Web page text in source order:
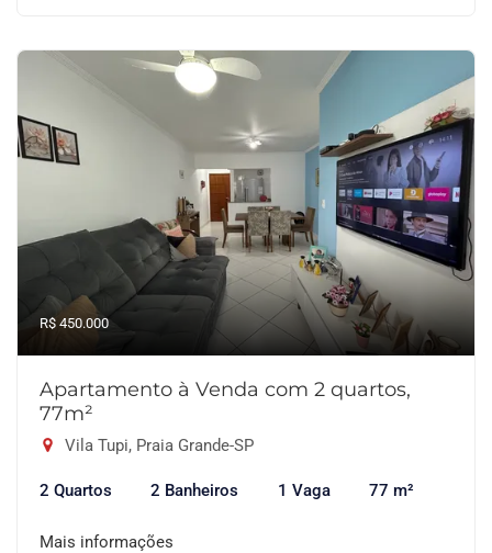
R$ 450.000
Apartamento à Venda com 2 quartos,
77m²
Vila Tupi, Praia Grande-SP
2 Quartos 2 Banheiros 1 Vaga 77 m²
Mais informações